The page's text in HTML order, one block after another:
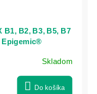
B1, B2, B3, B5, B7
Epigemic®
Skladom
Do košíka